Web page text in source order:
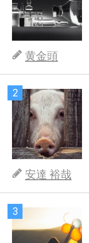
黄金頭
2
安達 裕哉
3